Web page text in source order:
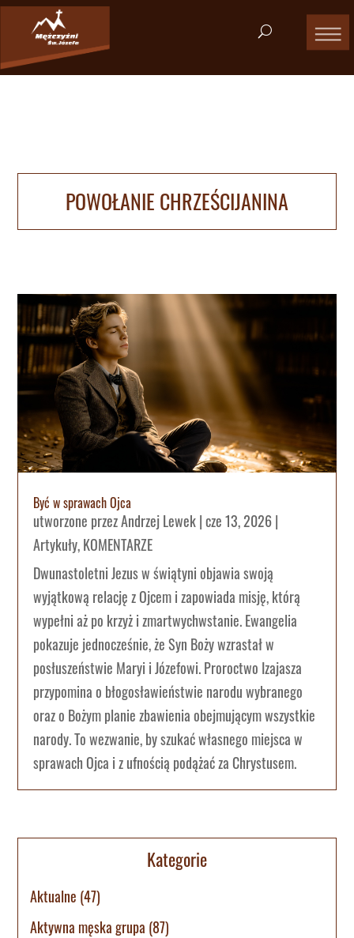
POWOŁANIE CHRZEŚCIJANINA
Być w sprawach Ojca
utworzone przezAndrzej Lewek|cze 13, 2026|
Artykuły,KOMENTARZE
Dwunastoletni Jezus w świątyni objawia swoją
wyjątkową relację z Ojcem i zapowiada misję, którą
wypełni aż po krzyż i zmartwychwstanie. Ewangelia
pokazuje jednocześnie, że Syn Boży wzrastał w
posłuszeństwie Maryi i Józefowi. Proroctwo Izajasza
przypomina o błogosławieństwie narodu wybranego
oraz o Bożym planie zbawienia obejmującym wszystkie
narody. To wezwanie, by szukać własnego miejsca w
sprawach Ojca i z ufnością podążać za Chrystusem.
Kategorie
Aktualne (47)
Aktywna męska grupa (87)